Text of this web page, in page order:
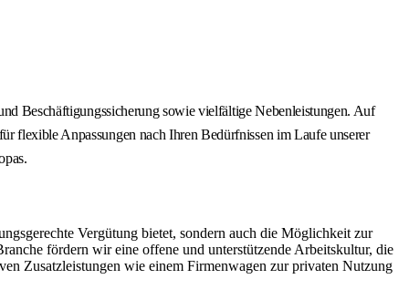
Beschäftigungssicherung sowie vielfältige Nebenleistungen. Auf
flexible Anpassungen nach Ihren Bedürfnissen im Laufe unserer
Vergütung bietet, sondern auch die Möglichkeit zur
fördern wir eine offene und unterstützende Arbeitskultur, die
Zusatzleistungen wie einem Firmenwagen zur privaten Nutzung